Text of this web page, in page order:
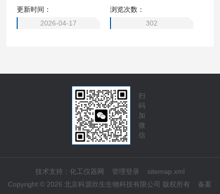
更新时间：
2026-04-17
浏览次数：
302
扫
码
加
微
信
技术支持： 化工仪器网 管理登录
sitemap.xml
Copyright © 2026 北京科源欣生生物科技有限公司 版权所有 备案